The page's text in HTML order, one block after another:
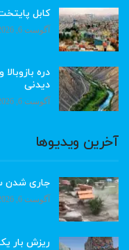
کابل
آگوست 6, 2026
دره
دیدنی
آگوست 6, 2026
آخرین ویدیوها
جاری شدن
آگوست 6, 2026
ریزش بار